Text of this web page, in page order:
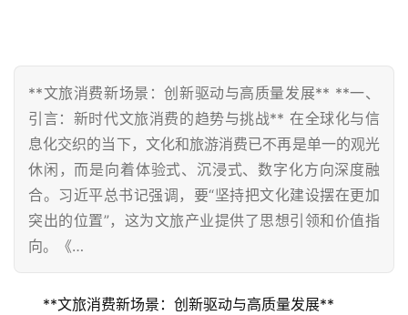
**文旅消费新场景：创新驱动与高质量发展** **一、
引言：新时代文旅消费的趋势与挑战** 在全球化与信
息化交织的当下，文化和旅游消费已不再是单一的观光
休闲，而是向着体验式、沉浸式、数字化方向深度融
合。习近平总书记强调，要“坚持把文化建设摆在更加
突出的位置”，这为文旅产业提供了思想引领和价值指
向。《…
**文旅消费新场景：创新驱动与高质量发展**